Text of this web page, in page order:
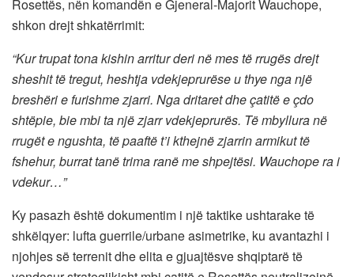
Rosettës, nën komandën e Gjeneral-Majorit Wauchope,
shkon drejt shkatërrimit:
“Kur trupat tona kishin arritur deri në mes të rrugës drejt
sheshit të tregut, heshtja vdekjeprurëse u thye nga një
breshëri e furishme zjarri. Nga dritaret dhe çatitë e çdo
shtëpie, bie mbi ta një zjarr vdekjeprurës. Të mbyllura në
rrugët e ngushta, të paaftë t’i kthejnë zjarrin armikut të
fshehur, burrat tanë trima ranë me shpejtësi. Wauchope ra i
vdekur…”
Ky pasazh është dokumentim i një taktike ushtarake të
shkëlqyer: lufta guerrile/urbane asimetrike, ku avantazhi i
njohjes së terrenit dhe elita e gjuajtësve shqiptarë të